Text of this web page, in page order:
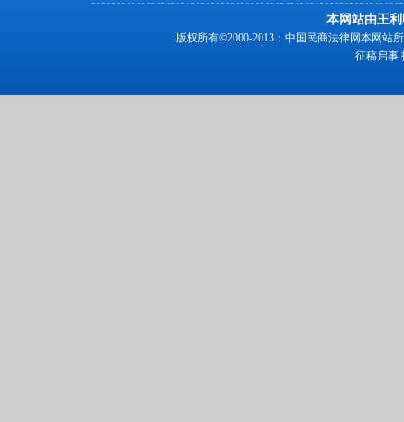
本网站由王
版权所有©2000-2013：中国民商法律网本网站
征稿启事